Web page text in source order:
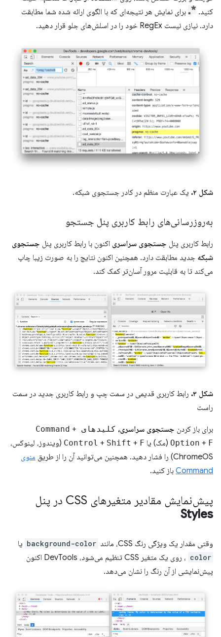
کنید.
برای نمایش هر نتیجه‌ای که با الگوی ارائه شده شما مطابقت
دارد. نیازی نیست RegEx خود را در اسلش‌های جلو قرار دهید.
شکل ۲. یک عبارت منظم در کادر جستجوی شبکه.
به‌روزرسانی‌های رابط کاربری پنل جستجو
رابط کاربری پنل جستجوی سراسری اکنون با رابط کاربری پنل جستجوی
شبکه جدید مطابقت دارد. همچنین اکنون نتایج را به صورت زیبا چاپ
می‌کند تا به قابلیت مرور آسان‌تر کمک کند.
شکل ۳.
رابط کاربری قدیمی در سمت چپ و رابط کاربری جدید در سمت
راست
برای باز کردن جستجوی سراسری، کلیدهای Command +
Option + F (مک) یا Control + Shift + F
(ویندوز، لینوکس،
ChromeOS) را فشار دهید. همچنین می‌توانید آن را از طریق
منوی
Command باز کنید.
پیش‌نمایش مقادیر متغیرهای CSS در پنل
Styles
وقتی مقدار یک ویژگی رنگ CSS، مانند background-color یا
color
، روی یک متغیر CSS تنظیم می‌شود، DevTools اکنون
پیش‌نمایشی از آن رنگ را نشان می‌دهد.